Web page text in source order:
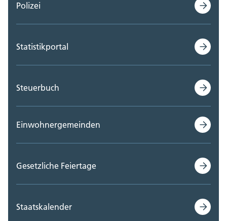
Polizei
Statistikportal
Steuerbuch
Einwohnergemeinden
Gesetzliche Feiertage
Staatskalender